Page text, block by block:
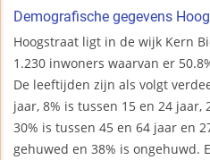
Demografische gegevens
Hoogstraat ligt in de wijk Kern
1.230 inwoners waarvan er
De leeftijden zijn als volgt
jaar, 8% is tussen 15 en 24 jaar,
30% is tussen 45 en 64 jaar en
gehuwed en 38% is ongehuwd.